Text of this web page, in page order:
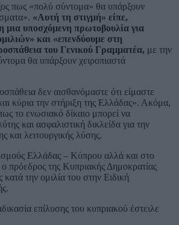
πως «πολύ σύντομα» θα υπάρξουν
«Αυτή τη στιγμή» είπε,
μια υποσχόμενη πρωτοβουλία για
και «επενδύουμε στη
του Γενικού Γραμματέα, με την
θα υπάρξουν χειροπιαστά
δεν αισθανόμαστε ότι είμαστε
κύρια την στήριξη της Ελλάδας». Ακόμα,
το ενωσιακό δίκαιο μπορεί να
και ασφαλιστική δικλείδα για την
και λειτουργικής λύσης.
Ελλάδας – Κύπρου αλλά και στο
πρόεδρος της Κυπριακής Δημοκρατίας
την ομιλία του στην Ειδική
επίλυσης του κυπριακού έστειλε